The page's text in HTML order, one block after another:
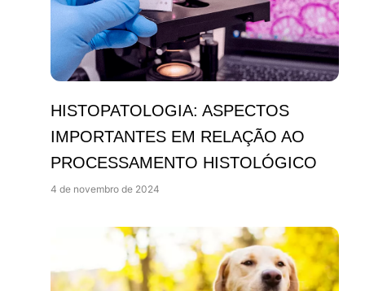
HISTOPATOLOGIA: ASPECTOS
IMPORTANTES EM RELAÇÃO AO
PROCESSAMENTO HISTOLÓGICO
4 de novembro de 2024